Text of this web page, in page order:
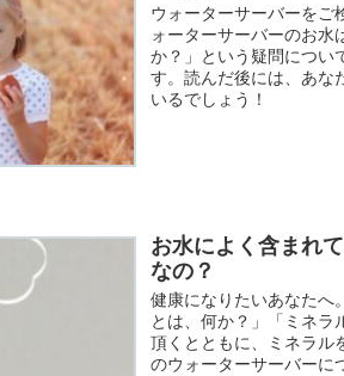
ウォーターサーバーをご
ォーターサーバーのお水
か？」という疑問につい
す。読んだ後には、あな
いるでしょう！
お水によく含まれ
なの？
健康になりたいあなたへ
とは、何か？」「ミネラ
頂くとともに、ミネラル
のウォーターサーバーに